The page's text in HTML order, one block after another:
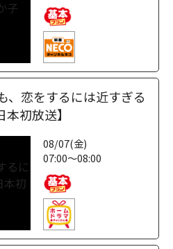
、恋をするには近すぎる
初放送】
08/07(金)
07:00～08:00